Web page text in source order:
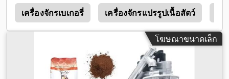
เครื่องจักรเบเกอรี่ เครื่องจักรแปรรูปเนื้อสัตว์
โฆษณาขนาดเล็ก